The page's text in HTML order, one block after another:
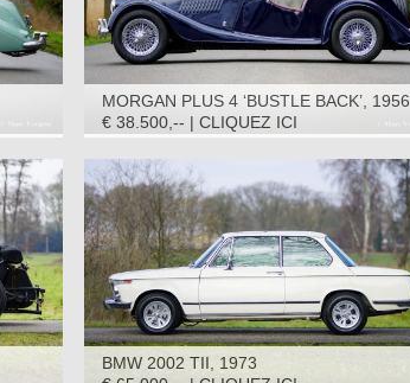
MORGAN PLUS 4 ‘BUSTLE BACK’, 1956
€ 38.500,-- | CLIQUEZ ICI
BMW 2002 TII, 1973